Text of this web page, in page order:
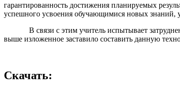
гарантированность достижения планируемых
успешного усвоения обучающимися новых знаний,
В связи с этим учитель испытывает
выше изложенное заставило составить данную
Скачать: